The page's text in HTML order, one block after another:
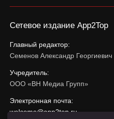
Сетевое издание App2Top
Главный редактор:
Семенов Александр Георгиевич
Учредитель:
ООО «ВН Медиа Групп»
Электронная почта:
welcome@app2top.ru